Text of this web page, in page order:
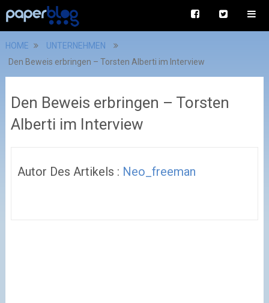
HOME
UNTERNEHMEN
Den Beweis erbringen – Torsten Alberti im Interview
Den Beweis erbringen – Torsten
Alberti im Interview
Autor Des Artikels : Neo_freeman